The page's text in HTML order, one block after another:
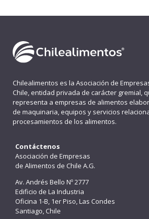
Chilealimentos es la Asociación de
Chile, entidad privada de carácter gremial,
representa a empresas de alimentos
de maquinaria, equipos y servicios
procesamientos de los alimentos.
Contáctenos
Asociación de Empresas
de Alimentos de Chile A.G.
Av. Andrés Bello Nº 2777
Edificio de La Industria
Oficina 1-B, 1er Piso, Las Condes
Santiago, Chile